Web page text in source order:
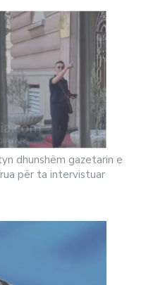
dhunshëm gazetarin e
për ta intervistuar